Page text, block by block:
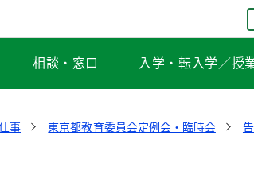
相談・窓口 入学・転入学／授
事 東京都教育委員会定例会・臨時会